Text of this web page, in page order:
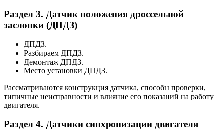
Раздел 3. Датчик положения дроссельной
заслонки (ДПДЗ)
ДПДЗ.
Разбираем ДПДЗ.
Демонтаж ДПДЗ.
Место установки ДПДЗ.
Рассматриваются конструкция датчика, способы проверки,
типичные неисправности и влияние его показаний на работу
двигателя.
Раздел 4. Датчики синхронизации двигателя